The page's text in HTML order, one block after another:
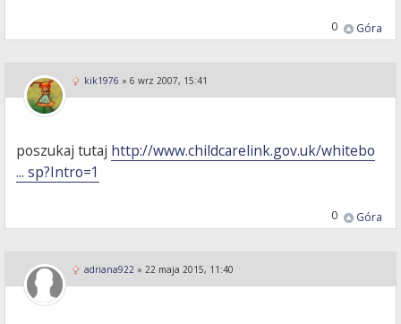
Góra
0
kik1976 » 6 wrz 2007, 15:41
poszukaj tutaj http://www.childcarelink.gov.uk/whitebo
... sp?Intro=1
Góra
0
adriana922 » 22 maja 2015, 11:40